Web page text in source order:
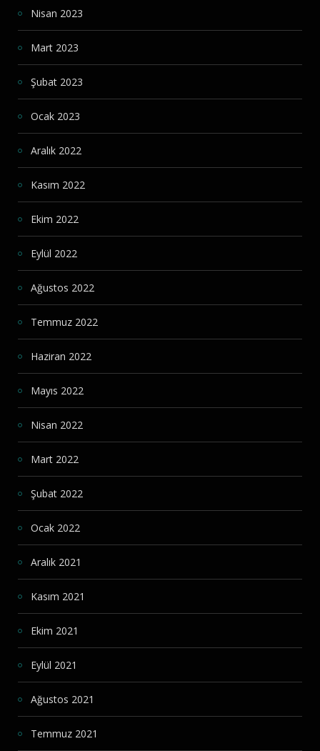
Nisan 2023
Mart 2023
Şubat 2023
Ocak 2023
Aralık 2022
Kasım 2022
Ekim 2022
Eylül 2022
Ağustos 2022
Temmuz 2022
Haziran 2022
Mayıs 2022
Nisan 2022
Mart 2022
Şubat 2022
Ocak 2022
Aralık 2021
Kasım 2021
Ekim 2021
Eylül 2021
Ağustos 2021
Temmuz 2021